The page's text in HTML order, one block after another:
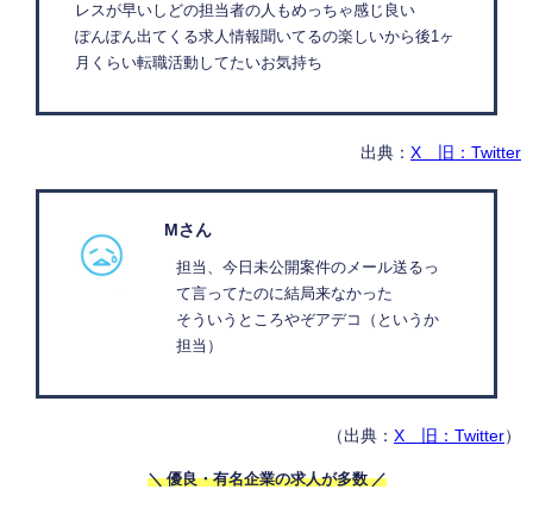
レスが早いしどの担当者の人もめっちゃ感じ良い
ぽんぽん出てくる求人情報聞いてるの楽しいから後1ヶ
月くらい転職活動してたいお気持ち
出典： X 旧：Twitter
Mさん
担当、今日未公開案件のメール送るっ
て言ってたのに結局来なかった
そういうところやぞアデコ（というか
担当）
（出典： X 旧：Twitter）
＼ 優良・有名企業の求人が多数 ／